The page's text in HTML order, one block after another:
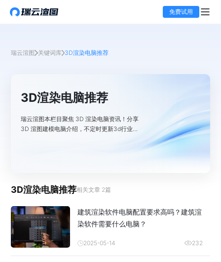
免费试用
瑞云渲图 关键词库 3D渲染电脑推荐
3D渲染电脑推荐
瑞云渲图本栏目聚焦 3D 渲染电脑资讯！分享
3D 渲图建模电脑介绍，不定时更新3d行业相
3D渲染电脑推荐相关文章 2篇
建筑渲染软件电脑配置要求高吗？建筑渲
染软件需要什么电脑？
2025-05-14 232